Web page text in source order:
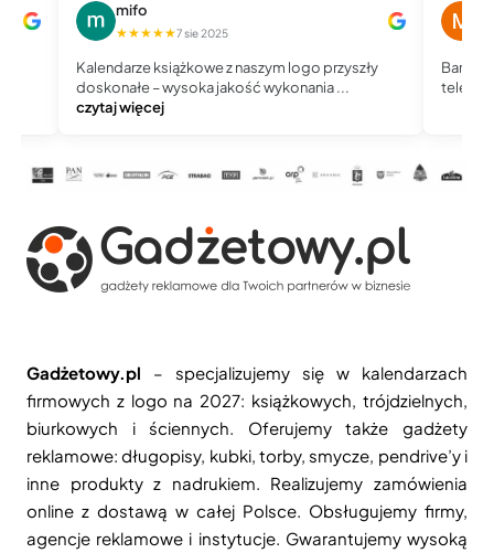
mifo
★★★★★7 sie 2025
Kalendarze książkowe z naszym logo przyszły
doskonałe – wysoka jakość wykonania ...
czytaj więcej
Bardzo
Gadżetowy.pl – specjalizujemy się w kalendarzach
firmowych z logo na 2027: książkowych, trójdzielnych,
biurkowych i ściennych. Oferujemy także gadżety
reklamowe: długopisy, kubki, torby, smycze, pendrive’y i
inne produkty z nadrukiem. Realizujemy zamówienia
online z dostawą w całej Polsce. Obsługujemy firmy,
agencje reklamowe i instytucje. Gwarantujemy wysoką